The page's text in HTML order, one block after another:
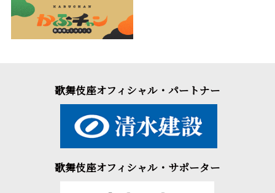
歌舞伎座オフィシャル・パートナー
歌舞伎座オフィシャル・サポーター